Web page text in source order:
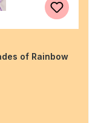
of Rainbow